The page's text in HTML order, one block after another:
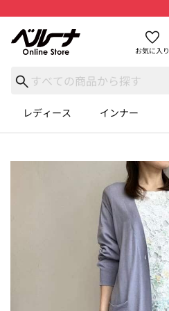
お気に入り
レディース インナー